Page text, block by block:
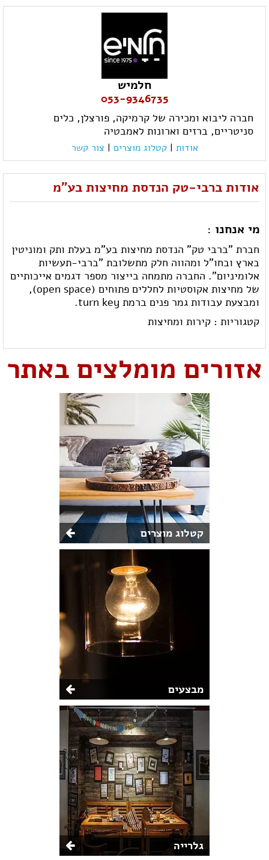
חלמיש
053-9346735
חברה ליבוא ומכירה של קרמיקה, פורצלן, כלים
סניטריים, ברזים וארונות לאמבטיה
אודות | קטלוג מוצרים | צור קשר
אודות ברבי-טק הנדסת מחיצות בע"מ
מי אנחנו :
חברת "ברבי טק" הנדסת מחיצות בע"מ בעלת ותק ומוניטין
בארץ ובחו"ל ומהווה חלק מתשלובת "ברבי-תעשיות
אלומיניום". החברה מתמחה בייצור מספר דגמים אייכותיים
של מחיצות אקוסטיות לחללים פתוחים (open space),
ומבצעת עבודות גמר פנים ברמת turn key.
קטגוריות : קירות ומחיצות
אזורים מומלצים באתר
קטלוג מוצרים
מבצעים
גלרייה